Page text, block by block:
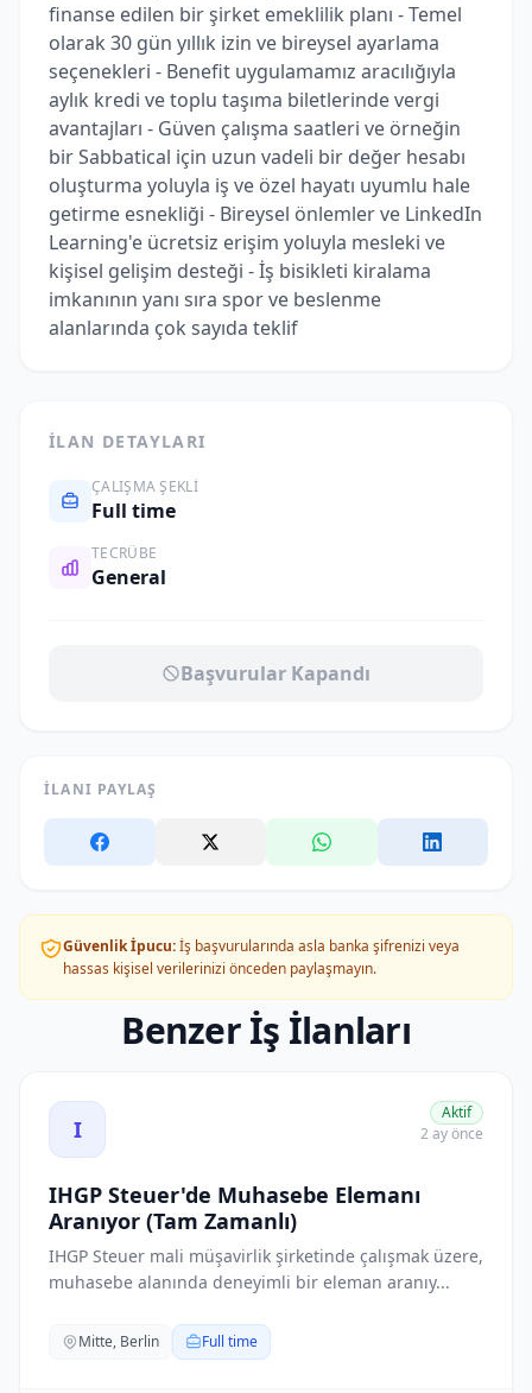
finanse edilen bir şirket emeklilik planı - Temel
olarak 30 gün yıllık izin ve bireysel ayarlama
seçenekleri - Benefit uygulamamız aracılığıyla
aylık kredi ve toplu taşıma biletlerinde vergi
avantajları - Güven çalışma saatleri ve örneğin
bir Sabbatical için uzun vadeli bir değer hesabı
oluşturma yoluyla iş ve özel hayatı uyumlu hale
getirme esnekliği - Bireysel önlemler ve LinkedIn
Learning'e ücretsiz erişim yoluyla mesleki ve
kişisel gelişim desteği - İş bisikleti kiralama
imkanının yanı sıra spor ve beslenme
alanlarında çok sayıda teklif
İLAN DETAYLARI
ÇALIŞMA ŞEKLI
Full time
TECRÜBE
General
Başvurular Kapandı
İLANI PAYLAŞ
Güvenlik İpucu:İş başvurularında asla banka şifrenizi veya
hassas kişisel verilerinizi önceden paylaşmayın.
Benzer İş İlanları
I
Aktif
2 ay önce
IHGP Steuer'de Muhasebe Elemanı
Aranıyor (Tam Zamanlı)
IHGP Steuer mali müşavirlik şirketinde çalışmak üzere,
muhasebe alanında deneyimli bir eleman aranıy...
Mitte, Berlin Full time